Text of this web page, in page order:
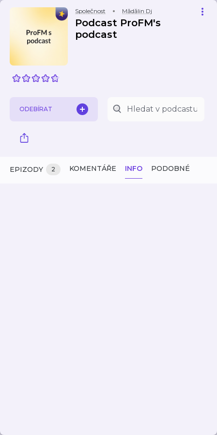
Společnost Mădălin Dj
Podcast ProFM's
podcast
ODEBÍRAT
EPIZODY 2 KOMENTÁŘE INFO PODOBNÉ